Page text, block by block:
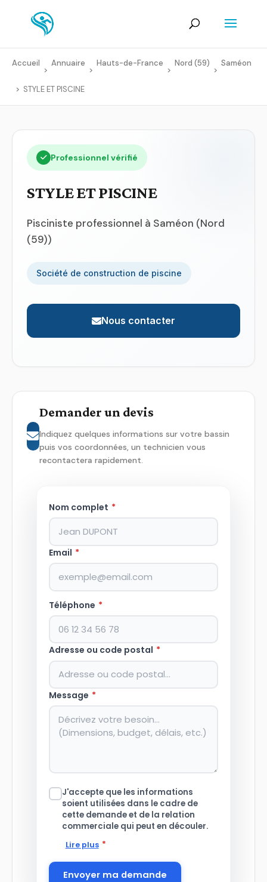
Accueil
>
Annuaire
>
Hauts-de-France
>
Nord (59)
>
Saméon
> STYLE ET PISCINE
Professionnel vérifié
STYLE ET PISCINE
Pisciniste professionnel à Saméon (Nord
(59))
Société de construction de piscine
Nous contacter
Demander un devis
Indiquez quelques informations sur votre bassin
puis vos coordonnées, un technicien vous
recontactera rapidement.
Nom complet *
Email *
Téléphone *
Adresse ou code postal *
Message *
J'accepte que les informations
soient utilisées dans le cadre de
cette demande et de la relation
commerciale qui peut en découler.
Lire plus *
Envoyer ma demande